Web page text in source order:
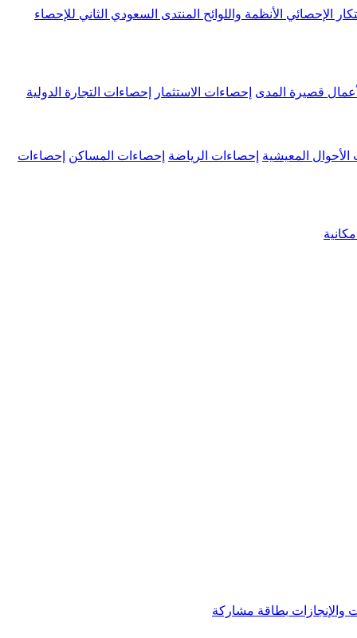
الإحصائي الأنظمة واللوائح المنتدى السعودي الثاني للإحصاء
قصيرة المدى إحصاءات الاستثمار إحصاءات التجارة الدولية
الأحوال المعيشية إحصاءات الرياضة إحصاءات المساكن إحصاءات
والإنجازات بطاقة مشاركة